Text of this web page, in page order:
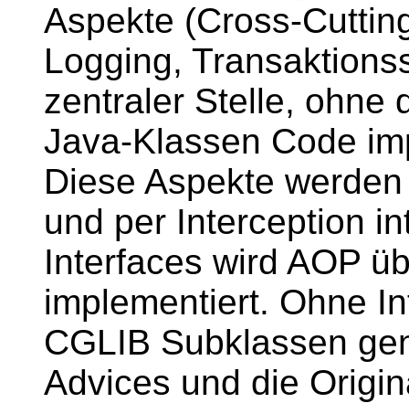
Aspekte (Cross-
Logging,
zentraler Stelle, ohne
Java-Klassen Code
Diese Aspekte
und per Interception
Interfaces wird AOP
implementiert. Ohne
CGLIB Subklassen
Advices und die